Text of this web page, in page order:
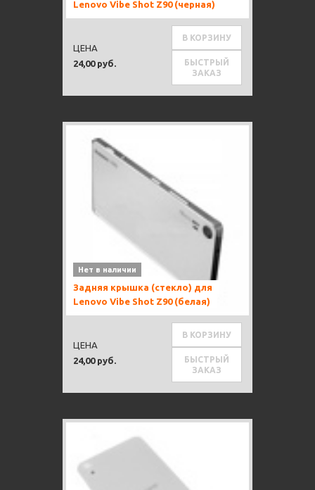
Lenovo Vibe Shot Z90 (черная)
24,00 руб.
ЦЕНА
В КОРЗИНУ
БЫСТРЫЙ
ЗАКАЗ
Нет в наличии
Задняя крышка (стекло) для
Lenovo Vibe Shot Z90 (белая)
24,00 руб.
ЦЕНА
В КОРЗИНУ
БЫСТРЫЙ
ЗАКАЗ